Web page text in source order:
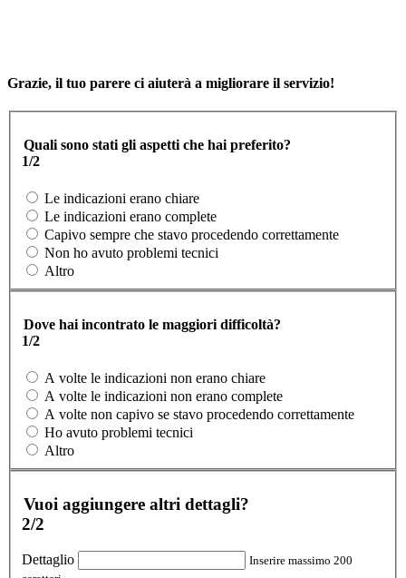
Grazie, il tuo parere ci aiuterà a migliorare il servizio!
Quali sono stati gli aspetti che hai preferito?
1/2
Le indicazioni erano chiare
Le indicazioni erano complete
Capivo sempre che stavo procedendo correttamente
Non ho avuto problemi tecnici
Altro
Dove hai incontrato le maggiori difficoltà?
1/2
A volte le indicazioni non erano chiare
A volte le indicazioni non erano complete
A volte non capivo se stavo procedendo correttamente
Ho avuto problemi tecnici
Altro
Vuoi aggiungere altri dettagli?
2/2
Dettaglio
Inserire massimo 200